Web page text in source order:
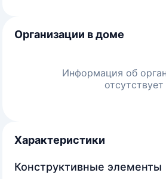
Организации в доме
Информация об
отсутствует
Характеристики
Конструктивные элементы